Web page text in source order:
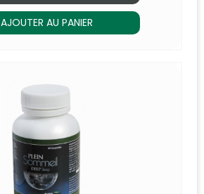
AJOUTER AU PANIER